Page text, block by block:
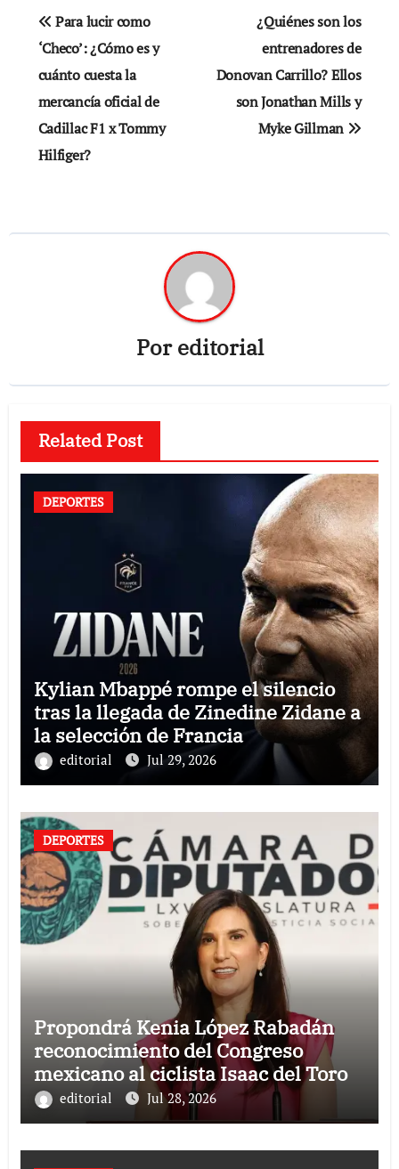
Navegación
de
entradas
Para lucir como
‘Checo’: ¿Cómo es y
cuánto cuesta la
mercancía oficial de
Cadillac F1 x Tommy
Hilfiger?
¿Quiénes son los
entrenadores de
Donovan Carrillo? Ellos
son Jonathan Mills y
Myke Gillman
Poreditorial
Related Post
DEPORTES
Kylian Mbappé rompe el silencio
tras la llegada de Zinedine Zidane a
la selección de Francia
editorial Jul 29, 2026
DEPORTES
Propondrá Kenia López Rabadán
reconocimiento del Congreso
mexicano al ciclista Isaac del Toro
editorial Jul 28, 2026